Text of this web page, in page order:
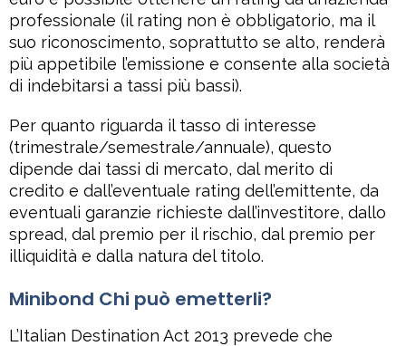
professionale (il rating non è obbligatorio, ma il
suo riconoscimento, soprattutto se alto, renderà
più appetibile l’emissione e consente alla società
di indebitarsi a tassi più bassi).
Per quanto riguarda il tasso di interesse
(trimestrale/semestrale/annuale), questo
dipende dai tassi di mercato, dal merito di
credito e dall’eventuale rating dell’emittente, da
eventuali garanzie richieste dall’investitore, dallo
spread, dal premio per il rischio, dal premio per
illiquidità e dalla natura del titolo.
Minibond Chi può emetterli?
L’Italian Destination Act 2013 prevede che